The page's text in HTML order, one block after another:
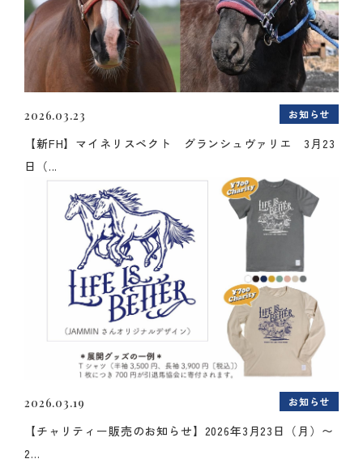
2026.03.23 お知らせ
【新FH】マイネリスペクト グランシュヴァリエ 3月23
日（...
2026.03.19 お知らせ
【チャリティー販売のお知らせ】2026年3月23日（月）〜
2...